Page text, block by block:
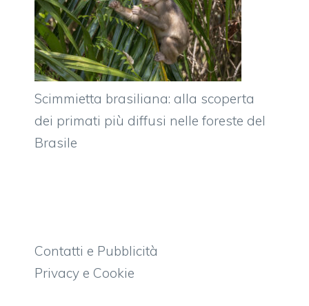
Scimmietta brasiliana: alla scoperta
dei primati più diffusi nelle foreste del
Brasile
Contatti e Pubblicità
Privacy e Cookie